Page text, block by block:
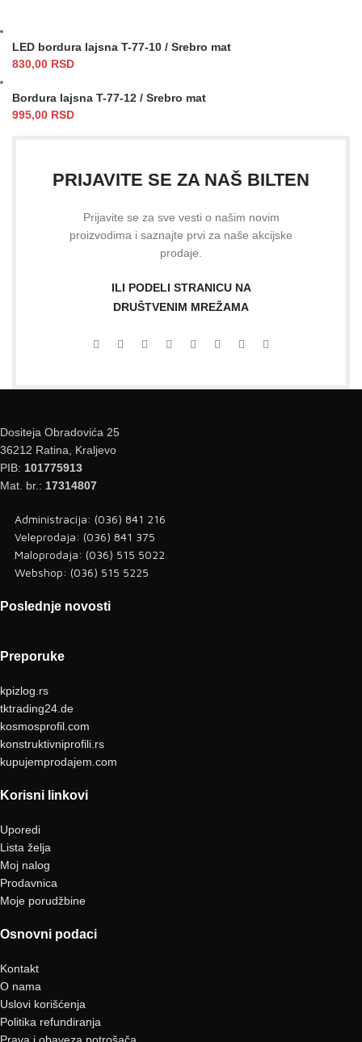
LED bordura lajsna T-77-10 / Srebro mat
830,00 RSD
Bordura lajsna T-77-12 / Srebro mat
995,00 RSD
PRIJAVITE SE ZA NAŠ BILTEN
Prijavite se za sve vesti o našim novim
proizvodima i saznajte prvi za naše akcijske
prodaje.
ILI PODELI STRANICU NA
DRUŠTVENIM MREŽAMA
Dositeja Obradovića 25
36212 Ratina, Kraljevo
PIB: 101775913
Mat. br.: 17314807
Administracija: (036) 841 216
Veleprodaja: (036) 841 375
Maloprodaja: (036) 515 5022
Webshop: (036) 515 5225
Poslednje novosti
Preporuke
kpizlog.rs
tktrading24.de
kosmosprofil.com
konstruktivniprofili.rs
kupujemprodajem.com
Korisni linkovi
Uporedi
Lista želja
Moj nalog
Prodavnica
Moje porudžbine
Osnovni podaci
Kontakt
O nama
Uslovi korišćenja
Politika refundiranja
Prava i obaveza potrošača